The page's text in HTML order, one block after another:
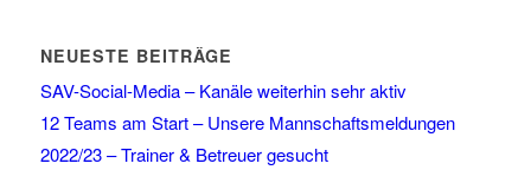
NEUESTE BEITRÄGE
SAV-Social-Media – Kanäle weiterhin sehr aktiv
12 Teams am Start – Unsere Mannschaftsmeldungen
2022/23 – Trainer & Betreuer gesucht